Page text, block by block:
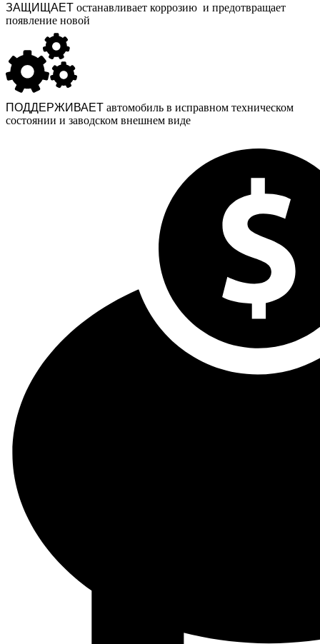
ЗАЩИЩАЕТ останавливает коррозию и предотвращает
появление новой
ПОДДЕРЖИВАЕТ автомобиль в исправном техническом
состоянии и заводском внешнем виде